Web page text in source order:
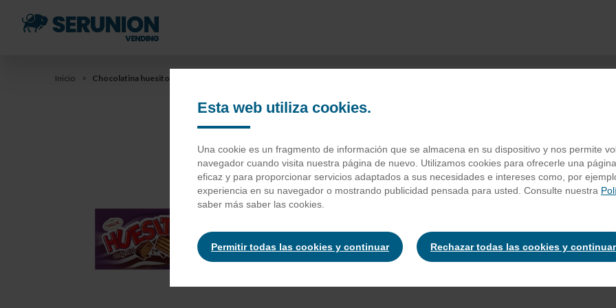
You
Inicio Chocolatina huesitos
Chocolatina
Chocolate con leche (45%) [Azúcar, manteca de cacao, leche desnatada
grasa de leche, pasta de avellana, emulgentes: lecitina de soja y E-476,
parcialmente hidrogenadas (palma), lactosuero en polvo (leche), cacao
polvo, emulgente: lecitina de soja, gasificante: bicarbonato de sodio,
Esta web utiliza cookies.
Una cookie es un fragmento de información que se almacena en su dispositivo y nos permite
navegador cuando visita nuestra página de nuevo. Utilizamos cookies para ofrecerle una
eficaz y para proporcionar servicios adaptados a sus necesidades e intereses como, por
experiencia en su navegador o mostrando publicidad pensada para usted. Consulte nuestra
saber más saber las cookies.
Permitir todas las cookies y continuar Rechazar todas las cookies y continuar